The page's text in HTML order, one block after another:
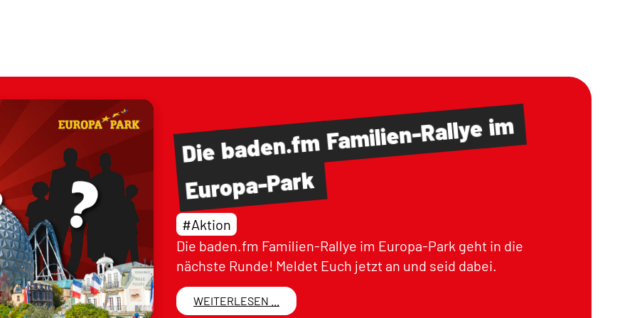
Die baden.fmFamilien-Rallyeim
Europa-Park
#Aktion
Die baden.fm Familien-Rallye im Europa-Park geht in die
nächste Runde! Meldet Euch jetzt an und seid dabei.
WEITERLESEN ...